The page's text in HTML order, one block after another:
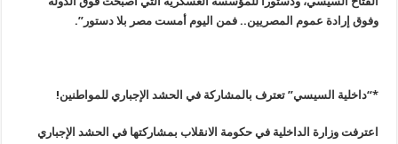
وفوق إرادة عموم المصريين.. فمن اليوم أمست مصر بلا دستور”.
*“داخلية السيسي” تعترف بالمشاركة في الحشد الإجباري للمواطنين!
اعترفت وزارة الداخلية في حكومة الانقلاب بمشاركتها في الحشد الإجباري